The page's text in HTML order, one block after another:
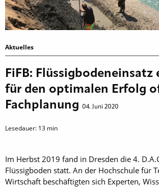
Aktuelles
FiFB: Flüssigbodeneinsatz
für den optimalen Erfolg
Fachplanung 04. Juni 2020
Lesedauer: 13 min
Im Herbst 2019 fand in Dresden die 4.
Flüssigboden statt. An der Hochschule für
Wirtschaft beschäftigten sich Experten,